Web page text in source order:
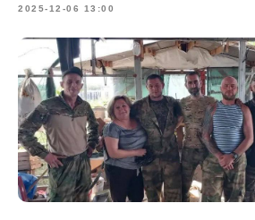
2025-12-06 13:00